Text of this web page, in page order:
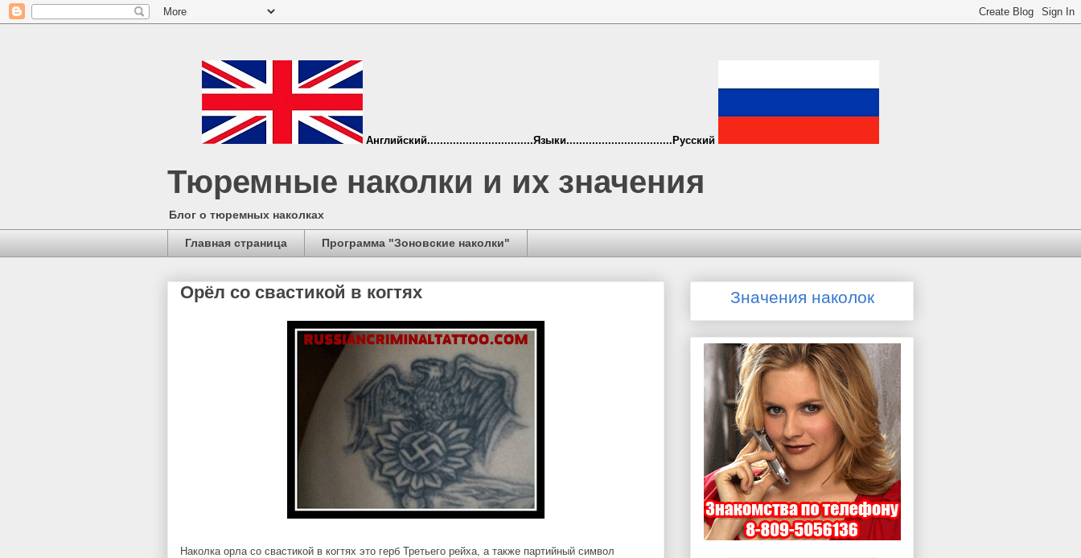
Английский.................................Языки.................................Русский
Тюремные наколки и их значения
Блог о тюремных наколках
Главная страница Программа "Зоновские наколки"
Орёл со свастикой в когтях
Наколка орла со свастикой в когтях это герб Третьего рейха, а также партийный символ
Значения наколок